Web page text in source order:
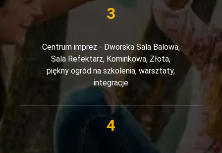
Centrum imprez - Dworska Sala Balowa,
Sala Refektarz, Kominkowa, Złota,
piękny ogród na szkolenia, warsztaty,
integracje